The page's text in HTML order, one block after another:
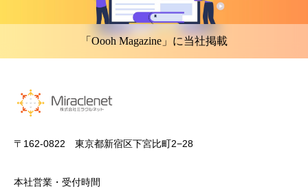
「Oooh Magazine」に当社掲載
〒162-0822 東京都新宿区下宮比町2−28
本社営業・受付時間